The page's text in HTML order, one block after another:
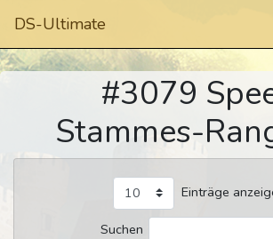
DS-Ultimate
#3079
Stammes-
Einträge
Suchen